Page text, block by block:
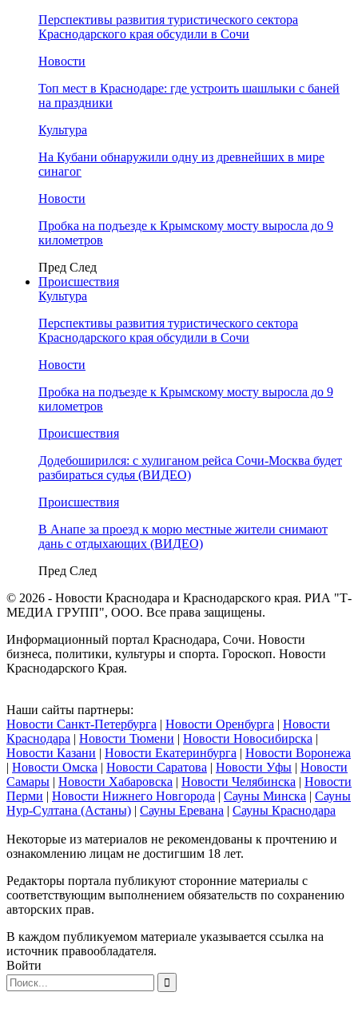
Перспективы развития туристического сектора
Краснодарского края обсудили в Сочи
Новости
Топ мест в Краснодаре: где устроить шашлыки с баней
на праздники
Культура
На Кубани обнаружили одну из древнейших в мире
синагог
Новости
Пробка на подъезде к Крымскому мосту выросла до 9
километров
Пред След
Происшествия
Культура
Перспективы развития туристического сектора
Краснодарского края обсудили в Сочи
Новости
Пробка на подъезде к Крымскому мосту выросла до 9
километров
Происшествия
Додебоширился: с хулиганом рейса Сочи-Москва будет
разбираться судья (ВИДЕО)
Происшествия
В Анапе за проезд к морю местные жители снимают
дань с отдыхающих (ВИДЕО)
Пред След
© 2026 - Новости Краснодара и Краснодарского края. РИА "Т-
МЕДИА ГРУПП", ООО. Все права защищены.
Информационный портал Краснодара, Сочи. Новости
бизнеса, политики, культуры и спорта. Гороскоп. Новости
Краснодарского Края.
Наши сайты партнеры:
Новости Санкт-Петербурга | Новости Оренбурга | Новости
Краснодара | Новости Тюмени | Новости Новосибирска |
Новости Казани | Новости Екатеринбурга | Новости Воронежа
| Новости Омска | Новости Саратова | Новости Уфы | Новости
Самары | Новости Хабаровска | Новости Челябинска | Новости
Перми | Новости Нижнего Новгорода | Сауны Минска | Сауны
Нур-Султана (Астаны) | Сауны Еревана | Сауны Краснодара
Некоторые из материалов не рекомендованы к прочтению и
ознакомлению лицам не достигшим 18 лет.
Редакторы портала публикуют сторонние материалы с
соответствующим выполнением обязательств по сохранению
авторских прав.
В каждом публикуемом материале указывается ссылка на
источник правообладателя.
Войти